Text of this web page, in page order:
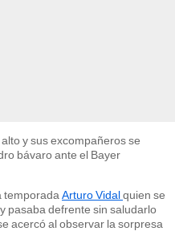
y sus excompañeros se
bávaro ante el Bayer
temporada Arturo Vidalquien se
pasaba defrente sin saludarlo
acercó al observar la sorpresa